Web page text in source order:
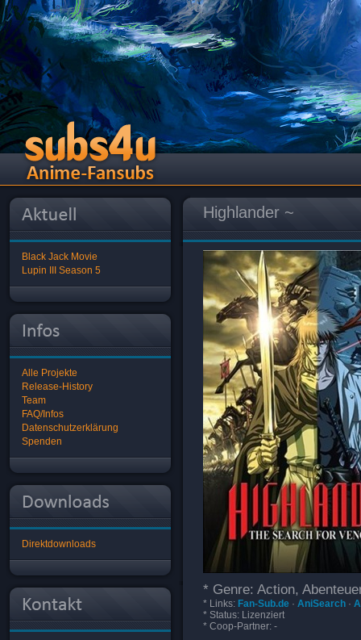
Black Jack Movie
Lupin III Season 5
Alle Projekte
Release-History
Team
FAQ/Infos
Datenschutzerklärung
Spenden
Direktdownloads
Highlander ~
* Genre: Action,
* Links: Fan-Sub.de · AniSearch ·
* Status: Lizenziert
* Coop-Partner: -